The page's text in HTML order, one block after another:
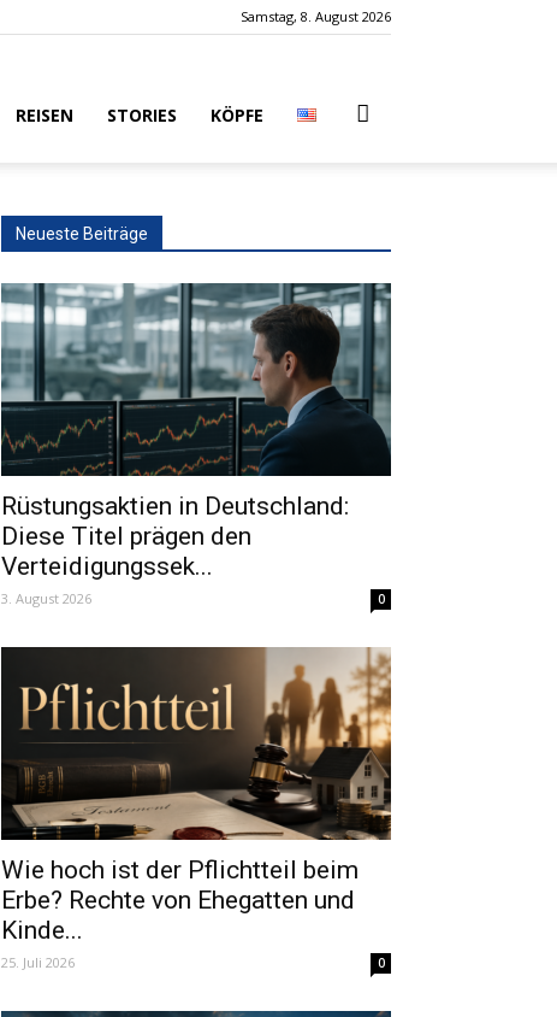
Samstag, 8. August 2026
REISEN STORIES KÖPFE
Neueste Beiträge
Rüstungsaktien in Deutschland:
Diese Titel prägen den
Verteidigungssek...
3. August 2026 0
Wie hoch ist der Pflichtteil beim
Erbe? Rechte von Ehegatten und
Kinde...
25. Juli 2026 0